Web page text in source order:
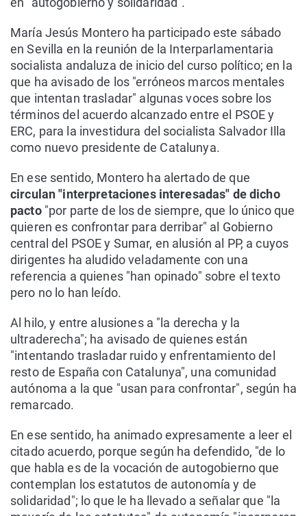
María Jesús Montero ha participado este sábado
en Sevilla en la reunión de la Interparlamentaria
socialista andaluza de inicio del curso político; en la
que ha avisado de los "erróneos marcos mentales
que intentan trasladar" algunas voces sobre los
términos del acuerdo alcanzado entre el PSOE y
ERC, para la investidura del socialista Salvador Illa
como nuevo presidente de Catalunya.
En ese sentido, Montero ha alertado de que
circulan "interpretaciones interesadas" de dicho
pacto"por parte de los de siempre, que lo único que
quieren es confrontar para derribar" al Gobierno
central del PSOE y Sumar, en alusión al PP, a cuyos
dirigentes ha aludido veladamente con una
referencia a quienes "han opinado" sobre el texto
pero no lo han leído.
Al hilo, y entre alusiones a "la derecha y la
ultraderecha"; ha avisado de quienes están
"intentando trasladar ruido y enfrentamiento del
resto de España con Catalunya", una comunidad
autónoma a la que "usan para confrontar", según ha
remarcado.
En ese sentido, ha animado expresamente a leer el
citado acuerdo, porque según ha defendido, "de lo
que habla es de la vocación de autogobierno que
contemplan los estatutos de autonomía y de
solidaridad"; lo que le ha llevado a señalar que "la